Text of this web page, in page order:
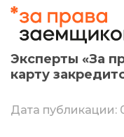
Эксперты «За
карту
Дата публикации: